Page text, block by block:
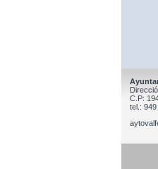
C.P:
tel.: